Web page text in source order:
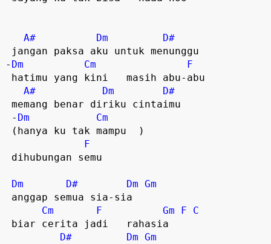
A# Dm
D#
- Dm Cm
F
A#
Dm
D#
- Dm
Cm
F
Dm D# Dm Gm
Cm
F Gm F
C
D#
Dm Gm